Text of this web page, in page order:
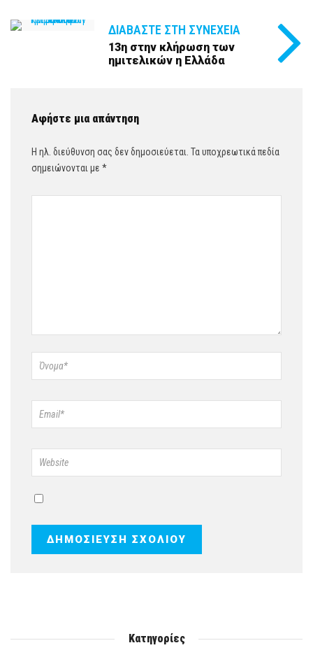
ΔΙΑΒΆΣΤΕ ΣΤΗ ΣΥΝΈΧΕΙΑ
13η στην κλήρωση των
ημιτελικών η Ελλάδα
Αφήστε μια απάντηση
Η ηλ. διεύθυνση σας δεν δημοσιεύεται. Τα υποχρεωτικά πεδία
σημειώνονται με *
Κατηγορίες